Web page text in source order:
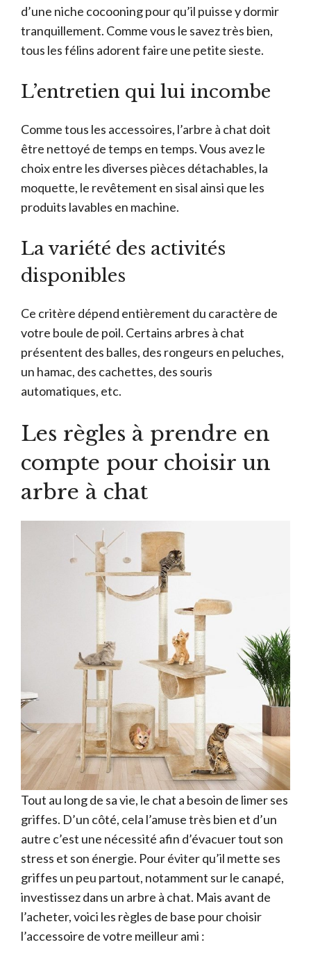
d’une niche cocooning pour qu’il puisse y dormir
tranquillement. Comme vous le savez très bien,
tous les félins adorent faire une petite sieste.
L’entretien qui lui incombe
Comme tous les accessoires, l’arbre à chat doit
être nettoyé de temps en temps. Vous avez le
choix entre les diverses pièces détachables, la
moquette, le revêtement en sisal ainsi que les
produits lavables en machine.
La variété des activités
disponibles
Ce critère dépend entièrement du caractère de
votre boule de poil. Certains arbres à chat
présentent des balles, des rongeurs en peluches,
un hamac, des cachettes, des souris
automatiques, etc.
Les règles à prendre en
compte pour choisir un
arbre à chat
Tout au long de sa vie, le chat a besoin de limer ses
griffes. D’un côté, cela l’amuse très bien et d’un
autre c’est une nécessité afin d’évacuer tout son
stress et son énergie. Pour éviter qu’il mette ses
griffes un peu partout, notamment sur le canapé,
investissez dans un arbre à chat. Mais avant de
l’acheter, voici les règles de base pour choisir
l’accessoire de votre meilleur ami :